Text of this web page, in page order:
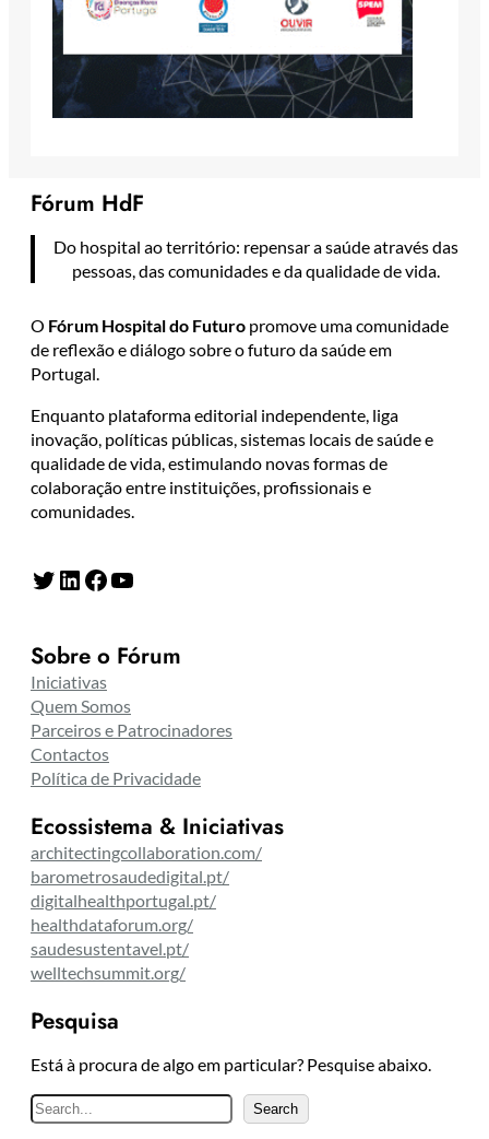
Fórum HdF
Do hospital ao território: repensar a saúde através das
pessoas, das comunidades e da qualidade de vida.
O Fórum Hospital do Futuro promove uma comunidade
de reflexão e diálogo sobre o futuro da saúde em
Portugal.
Enquanto plataforma editorial independente, liga
inovação, políticas públicas, sistemas locais de saúde e
qualidade de vida, estimulando novas formas de
colaboração entre instituições, profissionais e
comunidades.
Twitter LinkedIn Facebook YouTube
Sobre o Fórum
Iniciativas
Quem Somos
Parceiros e Patrocinadores
Contactos
Política de Privacidade
Ecossistema & Iniciativas
architectingcollaboration.com/
barometrosaudedigital.pt/
digitalhealthportugal.pt/
healthdataforum.org/
saudesustentavel.pt/
welltechsummit.org/
Pesquisa
Está à procura de algo em particular? Pesquise abaixo.
P
e
Search